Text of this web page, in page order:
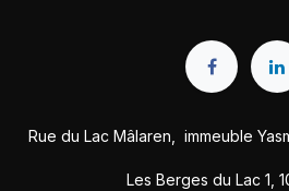
Rue du Lac Mâlaren, immeuble
Les Berges du Lac 1,